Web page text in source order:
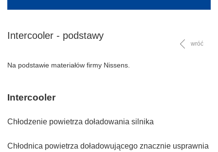
Intercooler - podstawy
wróć
Na podstawie materiałów firmy Nissens.
Intercooler
Chłodzenie powietrza doładowania silnika​
Chłodnica powietrza doładowującego znacznie usprawnia